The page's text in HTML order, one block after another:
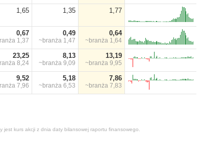
1,65 1,35 1,77
0,67
1,37
0,49
~branża 1,47
0,64
~branża 1,64
23,25
8,24
8,13
~branża 9,09
13,19
~branża 9,95
9,52
7,96
5,18
~branża 6,53
7,86
~branża 7,83
kurs akcji z dnia daty bilansowej raportu finansowego.